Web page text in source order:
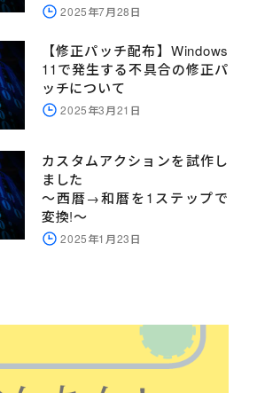
2025年7月28日
【修正パッチ配布】Windows
11で発生する不具合の修正パ
ッチについて
2025年3月21日
カスタムアクションを試作し
ました
～西暦→和暦を1ステップで
変換!～
2025年1月23日